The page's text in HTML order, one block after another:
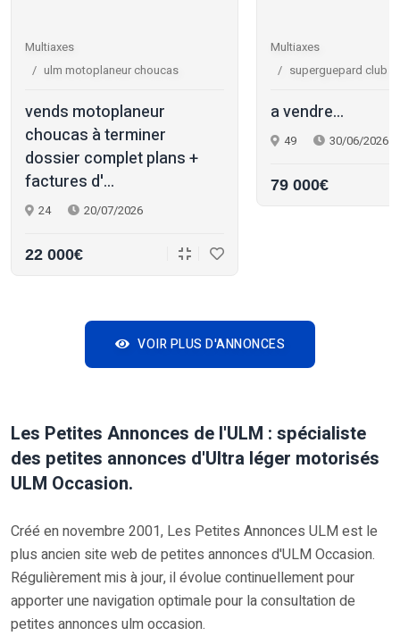
Multiaxes
ulm motoplaneur choucas
vends motoplaneur
choucas à terminer
dossier complet plans +
factures d'...
24 20/07/2026
22 000€
Multiaxes
superguepard club
a vendre...
49 30/06/2026
79 000€
VOIR PLUS D'ANNONCES
Les Petites Annonces de l'ULM : spécialiste
des petites annonces d'Ultra léger motorisés
ULM Occasion.
Créé en novembre 2001, Les Petites Annonces ULM est le
plus ancien site web de petites annonces d'ULM Occasion.
Régulièrement mis à jour, il évolue continuellement pour
apporter une navigation optimale pour la consultation de
petites annonces ulm occasion.